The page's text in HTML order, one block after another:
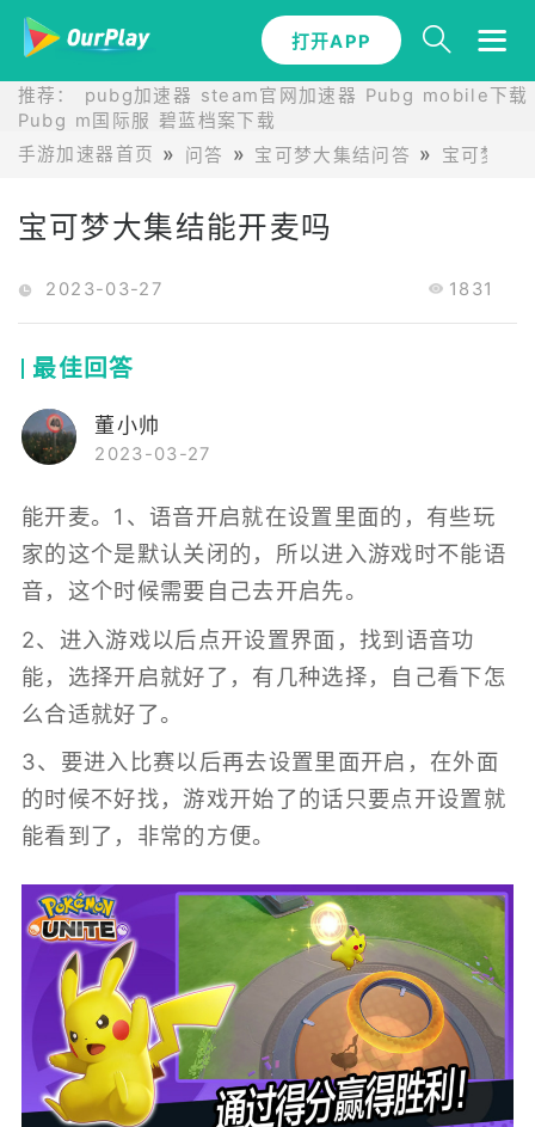
打开APP
推荐： pubg加速器 steam官网加速器 Pubg mobile下载
Pubg m国际服 碧蓝档案下载
手游加速器首页
问答 宝可梦大集结问答 宝可梦大
宝可梦大集结能开麦吗
2023-03-27 1831
最佳回答
董小帅
2023-03-27
能开麦。1、语音开启就在设置里面的，有些玩
家的这个是默认关闭的，所以进入游戏时不能语
音，这个时候需要自己去开启先。
2、进入游戏以后点开设置界面，找到语音功
能，选择开启就好了，有几种选择，自己看下怎
么合适就好了。
3、要进入比赛以后再去设置里面开启，在外面
的时候不好找，游戏开始了的话只要点开设置就
能看到了，非常的方便。